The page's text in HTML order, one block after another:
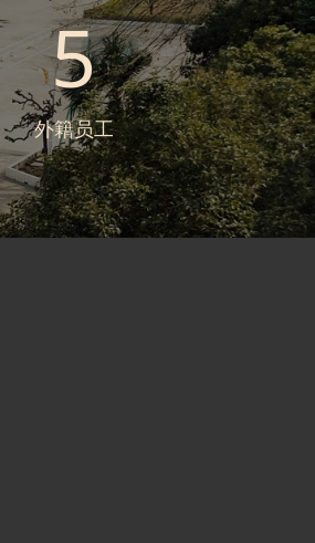
5
外籍员工